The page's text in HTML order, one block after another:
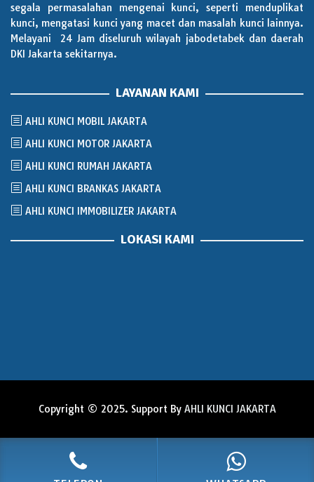
segala permasalahan mengenai kunci, seperti menduplikat
kunci, mengatasi kunci yang macet dan masalah kunci lainnya.
Melayani 24 Jam diseluruh wilayah jabodetabek dan daerah
DKI Jakarta sekitarnya.
LAYANAN KAMI
AHLI KUNCI MOBIL JAKARTA
AHLI KUNCI MOTOR JAKARTA
AHLI KUNCI RUMAH JAKARTA
AHLI KUNCI BRANKAS JAKARTA
AHLI KUNCI IMMOBILIZER JAKARTA
LOKASI KAMI
Copyright © 2025. Support By AHLI KUNCI JAKARTA